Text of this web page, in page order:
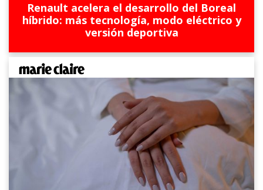
Renault acelera el desarrollo del Boreal
híbrido: más tecnología, modo eléctrico y
versión deportiva